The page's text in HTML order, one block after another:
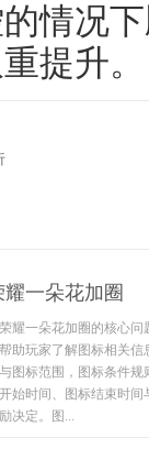
情况
提升。
一朵花加圈
耀一朵花加圈的核心
助玩家了解图标相关
图标范围，图标条件
始时间、图标结束时
决定。图...